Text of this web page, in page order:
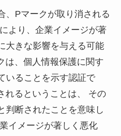
、Pマークが取り消される
より、企業イメージが著
大きな影響を与える可能
は、個人情報保護に関す
いることを示す認証で
れるということは、 その
判断されたことを意味し
イメージが著しく悪化